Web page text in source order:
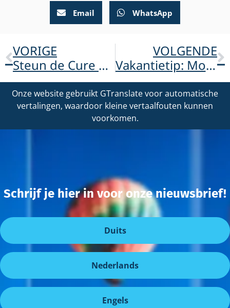
Email WhatsApp
VORIGE
Steun de Cure ADOA Foundation met deelname VriendenLoterij!
VOLGENDE
Vakantietip: Motor- en brommermuseum Schoonoord!
Onze website gebruikt GTranslate voor automatische
vertalingen, waardoor kleine vertaalfouten kunnen
voorkomen.
Schrijf je hier in voor onze nieuwsbrief!
Duits
Nederlands
Engels